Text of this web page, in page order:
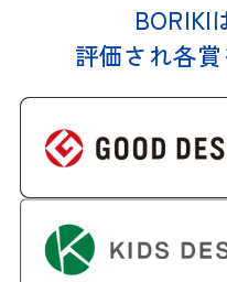
BORIKI
評価され各